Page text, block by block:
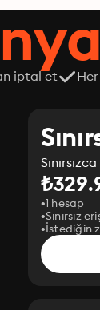
iptal et
1 hesap
Sınırsız
İstediğin